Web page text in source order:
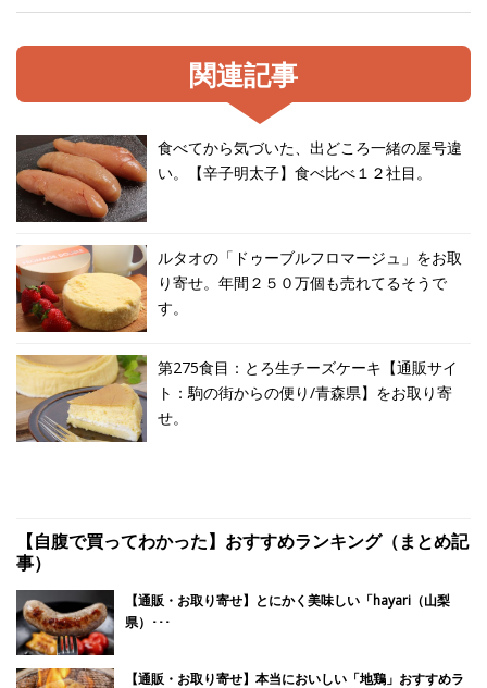
関連記事
食べてから気づいた、出どころ一緒の屋号違
い。【辛子明太子】食べ比べ１２社目。
ルタオの「ドゥーブルフロマージュ」をお取
り寄せ。年間２５０万個も売れてるそうで
す。
第275食目：とろ生チーズケーキ【通販サイ
ト：駒の街からの便り/青森県】をお取り寄
せ。
【自腹で買ってわかった】おすすめランキング（まとめ記
事）
【通販・お取り寄せ】とにかく美味しい「hayari（山梨
県）･･･
【通販・お取り寄せ】本当においしい「地鶏」おすすめラ